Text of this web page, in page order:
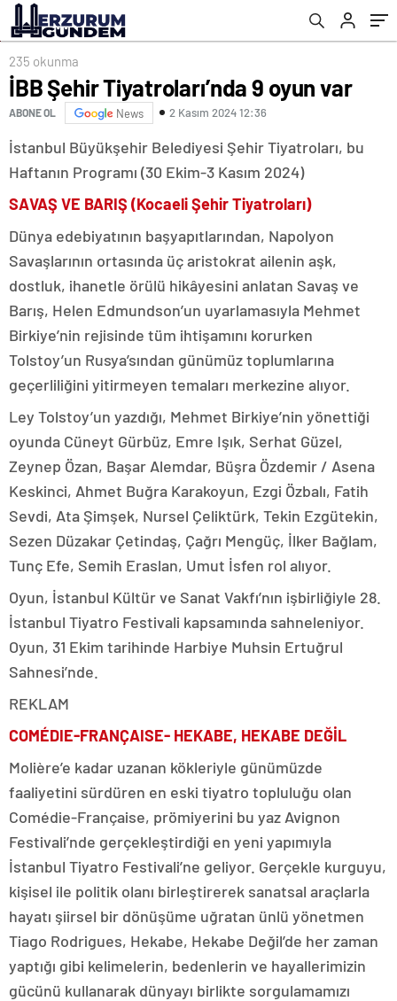
235 okunma
İBB Şehir Tiyatroları’nda 9 oyun var
ABONE OL News 2 Kasım 2024 12:36
İstanbul Büyükşehir Belediyesi Şehir Tiyatroları, bu
Haftanın Programı (30 Ekim-3 Kasım 2024)
SAVAŞ VE BARIŞ (Kocaeli Şehir Tiyatroları)
Dünya edebiyatının başyapıtlarından, Napolyon
Savaşlarının ortasında üç aristokrat ailenin aşk,
dostluk, ihanetle örülü hikâyesini anlatan Savaş ve
Barış, Helen Edmundson’un uyarlamasıyla Mehmet
Birkiye’nin rejisinde tüm ihtişamını korurken
Tolstoy’un Rusya’sından günümüz toplumlarına
geçerliliğini yitirmeyen temaları merkezine alıyor.
Ley Tolstoy’un yazdığı, Mehmet Birkiye’nin yönettiği
oyunda Cüneyt Gürbüz, Emre Işık, Serhat Güzel,
Zeynep Özan, Başar Alemdar, Büşra Özdemir / Asena
Keskinci, Ahmet Buğra Karakoyun, Ezgi Özbalı, Fatih
Sevdi, Ata Şimşek, Nursel Çeliktürk, Tekin Ezgütekin,
Sezen Düzakar Çetindaş, Çağrı Mengüç, İlker Bağlam,
Tunç Efe, Semih Eraslan, Umut İsfen rol alıyor.
Oyun, İstanbul Kültür ve Sanat Vakfı’nın işbirliğiyle 28.
İstanbul Tiyatro Festivali kapsamında sahneleniyor.
Oyun, 31 Ekim tarihinde Harbiye Muhsin Ertuğrul
Sahnesi’nde.
REKLAM
COMÉDIE-FRANÇAISE- HEKABE, HEKABE DEĞİL
Molière’e kadar uzanan kökleriyle günümüzde
faaliyetini sürdüren en eski tiyatro topluluğu olan
Comédie-Française, prömiyerini bu yaz Avignon
Festivali’nde gerçekleştirdiği en yeni yapımıyla
İstanbul Tiyatro Festivali’ne geliyor. Gerçekle kurguyu,
kişisel ile politik olanı birleştirerek sanatsal araçlarla
hayatı şiirsel bir dönüşüme uğratan ünlü yönetmen
Tiago Rodrigues, Hekabe, Hekabe Değil’de her zaman
yaptığı gibi kelimelerin, bedenlerin ve hayallerimizin
gücünü kullanarak dünyayı birlikte sorgulamamızı